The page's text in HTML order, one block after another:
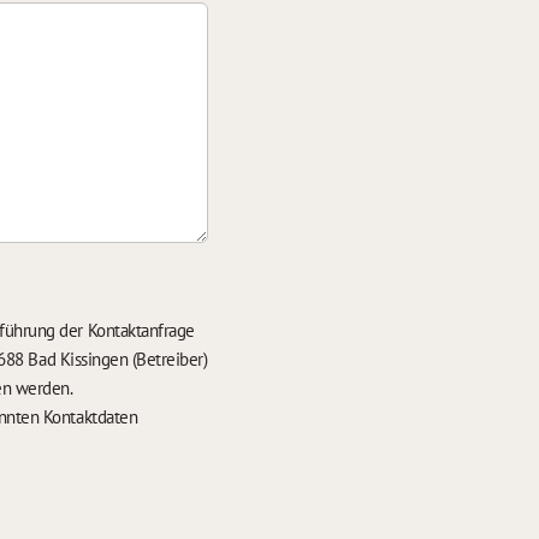
der Kontaktanfrage
Bad Kissingen (Betreiber)
werden.
Kontaktdaten